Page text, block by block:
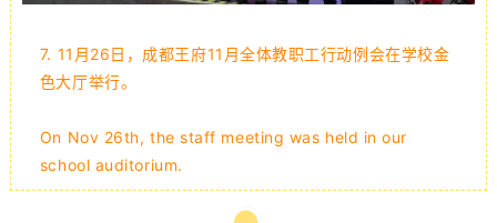
7. 11月26日，成都王府11月全体教职工行动例会在学校金
色大厅举行。
On Nov 26th, the staff meeting was held in our
school auditorium.